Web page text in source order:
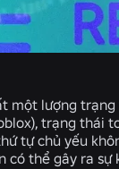
một lượng
trạng
tự chủ yếu
có thể gây ra